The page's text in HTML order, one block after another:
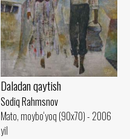
Daladan qaytish
Sodiq Rahmsnov
Mato, moybo‘yoq (90x70) - 2006
yil